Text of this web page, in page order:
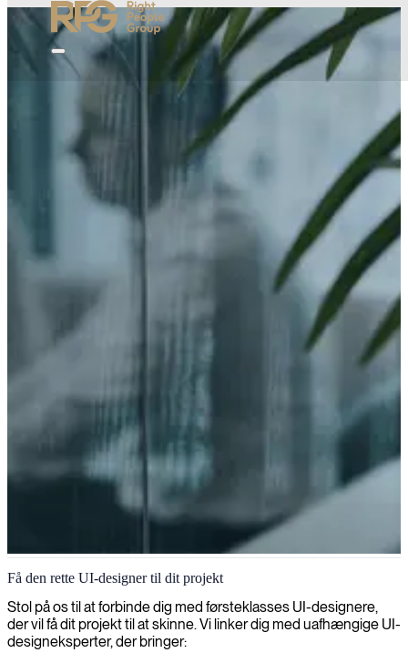
UI
Vi brænder for at skabe fremragende brugeroplevelser og strømline
grænseflader, der gør dine digitale produkter engagerende, intuitive
og effektfulde.
Få den rette UI-designer til dit projekt
Stol på os til at forbinde dig med førsteklasses UI-designere,
der vil få dit projekt til at skinne. Vi linker dig med uafhængige UI-
designeksperter, der bringer: